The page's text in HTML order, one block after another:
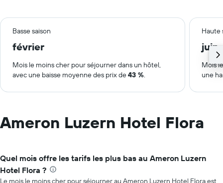
Basse saison Haute
février juin
Mois le moins cher pour séjourner dans un hôtel,
avec une baisse moyenne des prix de43 %.
Mois
une
Ameron Luzern Hotel Flora
Quel mois offre les tarifs les plus bas au Ameron Luzern
Hotel Flora ?
Le mois le moins cher pour séjourner au Ameron Luzern Hotel Flora est